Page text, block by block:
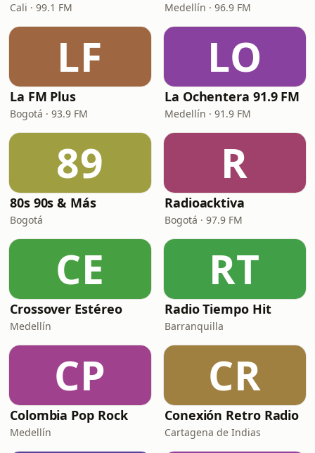
Cali · 99.1 FM Medellín · 96.9 FM
LF
La FM Plus
Bogotá · 93.9 FM
LO
La Ochentera 91.9 FM
Medellín · 91.9 FM
89
80s 90s & Más
Bogotá
R
Radioacktiva
Bogotá · 97.9 FM
CE
Crossover Estéreo
Medellín
RT
Radio Tiempo Hit
Barranquilla
CP
Colombia Pop Rock
Medellín
CR
Conexión Retro Radio
Cartagena de Indias